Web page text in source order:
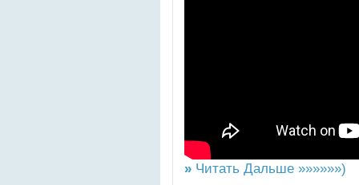
» Читать Дальше »»»»»»)